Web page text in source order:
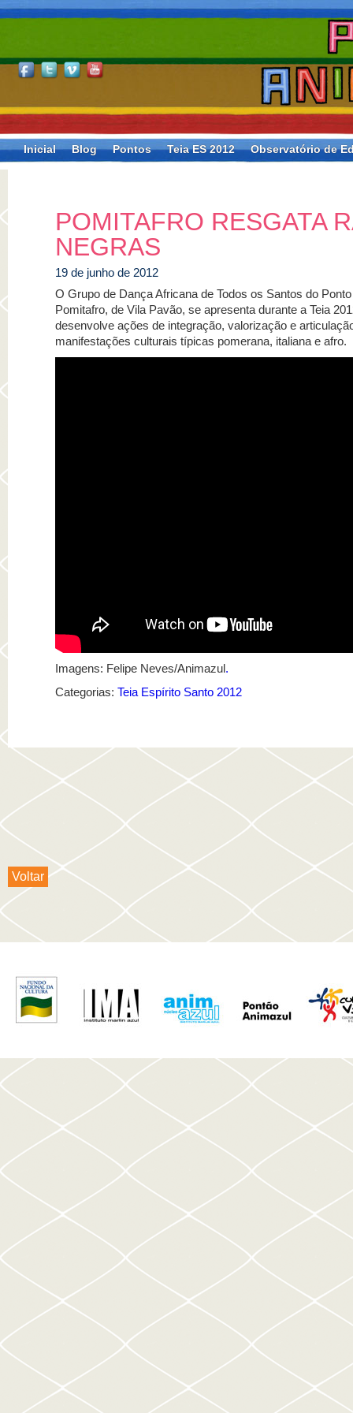
Inicial Blog Pontos Teia ES 2012 Observatório de
POMITAFRO RESGATA
NEGRAS
19 de junho de 2012
O Grupo de Dança Africana de Todos os Santos do
Pomitafro, de Vila Pavão, se apresenta durante a Teia
desenvolve ações de integração, valorização e
manifestações culturais típicas pomerana, italiana e afro.
Imagens: Felipe Neves/Animazul.
Categorias: Teia Espírito Santo 2012
Voltar